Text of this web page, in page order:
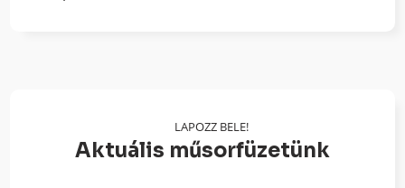
LAPOZZ BELE!
Aktuális műsorfüzetünk